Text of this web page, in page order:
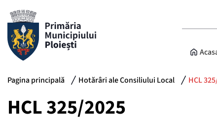
Pagina principală Hotărâri ale Consiliului Local HCL
HCL 325/2025